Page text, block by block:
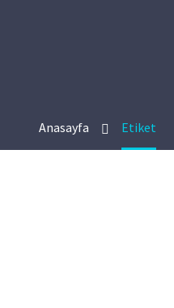
Anasayfa Etiket